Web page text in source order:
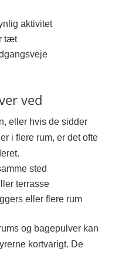
aktivitet
tæt
ved
eller hvis de sidder
i flere rum, er det ofte
sted
terrasse
eller flere rum
og bagepulver kan
kortvarigt. De